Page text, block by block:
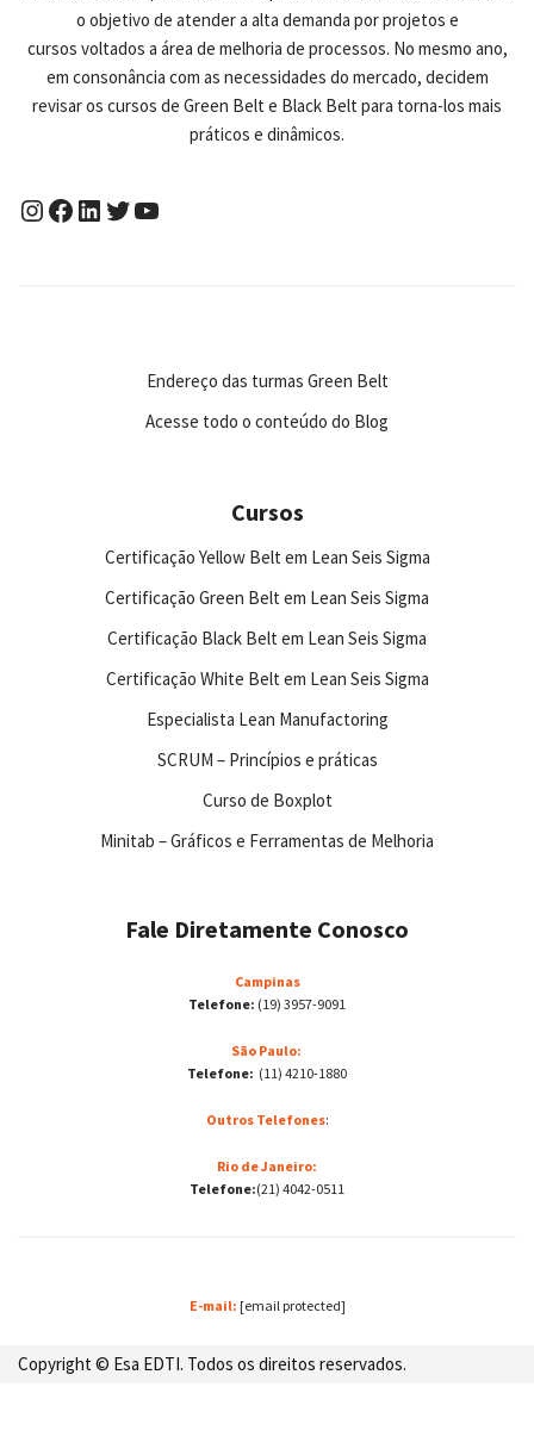
o objetivo de atender a alta demanda por projetos e
cursos voltados a área de melhoria de processos. No mesmo ano,
em consonância com as necessidades do mercado, decidem
revisar os cursos de Green Belt e Black Belt para torna-los mais
práticos e dinâmicos.
Endereço das turmas Green Belt
Acesse todo o conteúdo do Blog
Cursos
Certificação Yellow Belt em Lean Seis Sigma
Certificação Green Belt em Lean Seis Sigma
Certificação Black Belt em Lean Seis Sigma
Certificação White Belt em Lean Seis Sigma
Especialista Lean Manufactoring
SCRUM – Princípios e práticas
Curso de Boxplot
Minitab – Gráficos e Ferramentas de Melhoria
Fale Diretamente Conosco
Campinas
Telefone: (19) 3957-9091
São Paulo:
Telefone: (11) 4210-1880
Outros Telefones:
Rio de Janeiro:
Telefone:(21) 4042-0511
E-mail: [email protected]
Copyright © Esa EDTI. Todos os direitos reservados.